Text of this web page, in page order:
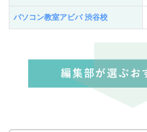
パソコン教室アビバ 渋谷校